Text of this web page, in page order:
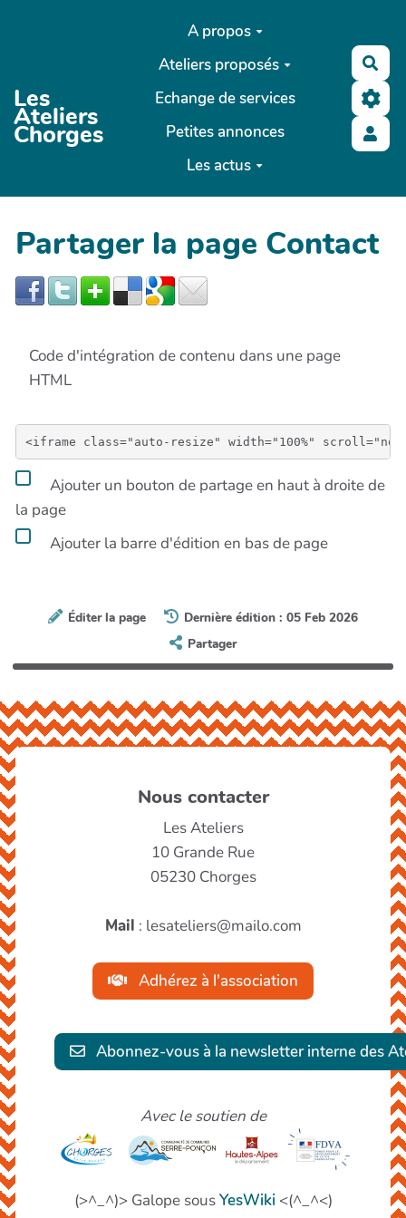
Aller au contenu principal
Les
Ateliers
Chorges
A propos
Ateliers proposés
Echange de services
Petites annonces
Les actus
Partager la page Contact
Code d'intégration de contenu dans une page
HTML
Ajouter un bouton de partage en haut à droite de
la page
Ajouter la barre d'édition en bas de page
Éditer la page
Dernière édition : 05 Feb 2026
Partager
Nous contacter
Les Ateliers
10 Grande Rue
05230 Chorges
Mail : lesateliers@mailo.com
Adhérez à l'association
Abonnez-vous à la newsletter interne des
Avec le soutien de
(>^_^)> Galope sousYesWiki <(^_^<)